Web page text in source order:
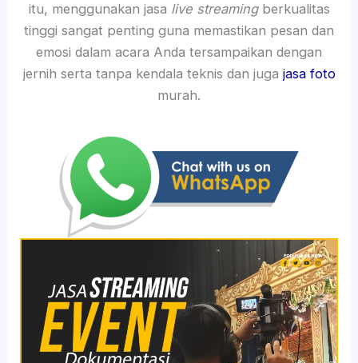
itu, menggunakan jasa live streamingberkualitas
tinggi sangat penting guna memastikan pesan dan
emosi dalam acara Anda tersampaikan dengan
jernih serta tanpa kendala teknis dan juga jasa foto
murah.